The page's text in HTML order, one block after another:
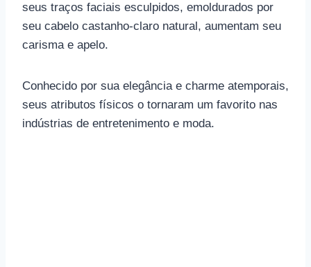
seus traços faciais esculpidos, emoldurados por
seu cabelo castanho-claro natural, aumentam seu
carisma e apelo.
Conhecido por sua elegância e charme atemporais,
seus atributos físicos o tornaram um favorito nas
indústrias de entretenimento e moda.